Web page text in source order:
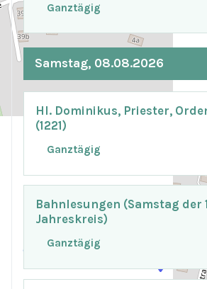
© OpenStreetMap
Ganztägig
Samstag, 08.08.2026
Hl. Dominikus, Priester,
(1221)
Ganztägig
Bahnlesungen (Samstag der
Jahreskreis)
Ganztägig